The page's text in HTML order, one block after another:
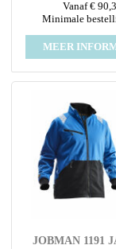
Vanaf €
Minimale
MEER
JOBMAN 1191